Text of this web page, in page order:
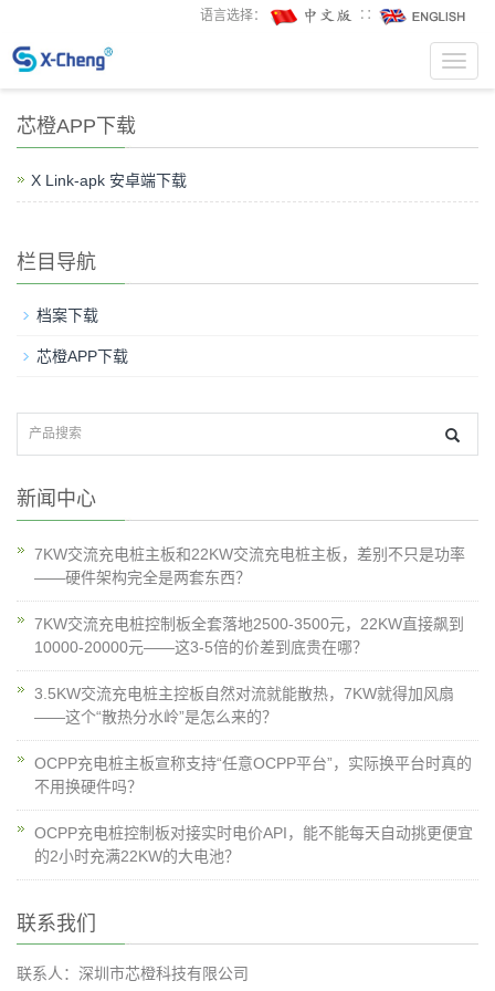
语言选择： ∷
芯橙APP下载
X Link-apk 安卓端下载
栏目导航
档案下载
芯橙APP下载
新闻中心
7KW交流充电桩主板和22KW交流充电桩主板，差别不只是功率
——硬件架构完全是两套东西？
7KW交流充电桩控制板全套落地2500-3500元，22KW直接飙到
10000-20000元——这3-5倍的价差到底贵在哪？
3.5KW交流充电桩主控板自然对流就能散热，7KW就得加风扇
——这个“散热分水岭”是怎么来的？
OCPP充电桩主板宣称支持“任意OCPP平台”，实际换平台时真的
不用换硬件吗？
OCPP充电桩控制板对接实时电价API，能不能每天自动挑更便宜
的2小时充满22KW的大电池？
联系我们
联系人：深圳市芯橙科技有限公司